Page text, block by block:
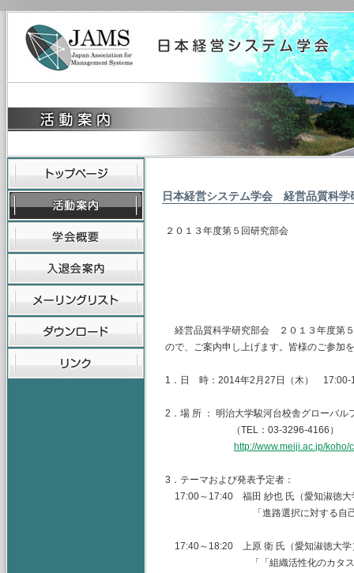
日本経営システム学会 経営品質科学
２０１３年度第５回研究部会
経営品質科学研究部会 ２０１３年度第
ので、ご案内申し上げます。皆様のご参加
1．日 時：2014年2月27日（木） 17:00-
2．場 所 ： 明治大学駿河台校舎グローバ
（TEL：03-3296-4166）
http://www.meiji.ac.jp/
3．テーマおよび発表予定者：
17:00～17:40 福田 紗也 氏（愛知淑徳大
「進路選択に対する自己効力感
17:40～18:20 上原 衛 氏（愛知淑徳大学
「「組織活性化のカタストロフ